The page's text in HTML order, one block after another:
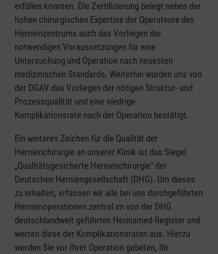
erfüllen konnten. Die Zertifizierung belegt neben der
hohen chirurgischen Expertise der Operateure des
Hernienzentrums auch das Vorliegen der
notwendigen Voraussetzungen für eine
Untersuchung und Operation nach neuesten
medizinischen Standards. Weiterhin wurden uns von
der DGAV das Vorliegen der nötigen Struktur- und
Prozessqualität und eine niedrige
Komplikationsrate nach der Operation bestätigt.
Ein weiteres Zeichen für die Qualität der
Hernienchirurgie an unserer Klinik ist das Siegel
„Qualitätsgesicherte Hernienchirurgie“ der
Deutschen Herniengesellschaft (DHG). Um dieses
zu erhalten, erfassen wir alle bei uns durchgeführten
Hernienoperationen zentral im von der DHG
deutschlandweit geführten Herniamed-Register und
werten diese der Komplikationsraten aus. Hierzu
werden Sie vor Ihrer Operation gebeten, Ihr